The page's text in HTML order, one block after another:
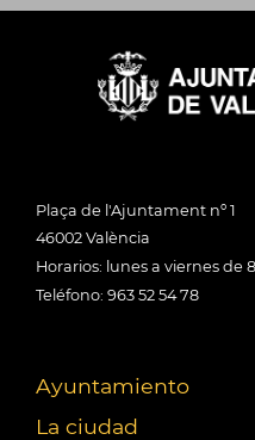
Plaça de l'Ajuntament nº 1
46002 València
Horarios: lunes a viernes de
Teléfono: 963 52 54 78
Ayuntamiento
La ciudad